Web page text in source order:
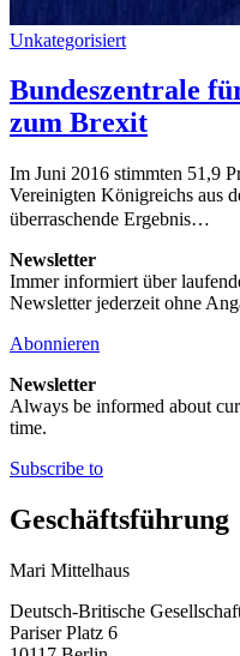
Unkategorisiert
Bundeszentrale
zum Brexit
Im Juni 2016 stimmten 51,9
Vereinigten Königreichs aus
überraschende Ergebnis…
Newsletter
Immer informiert über
Newsletter jederzeit ohne
Abonnieren
Newsletter
Always be informed about
time.
Subscribe to
Geschäftsführung
Mari Mittelhaus
Deutsch-Britische
Pariser Platz 6